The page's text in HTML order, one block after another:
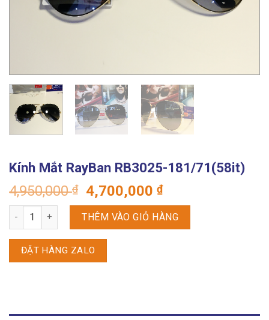
Kính Mắt RayBan RB3025-181/71(58it)
4,950,000₫
Giá
gốc
là:
4,950,000 ₫.
4,700,000₫Giá
hiện
tại
là:
Kính Mắt RayBan RB3025-181/71(58it) số lượng
THÊM VÀO GIỎ HÀNG
ĐẶT HÀNG ZALO